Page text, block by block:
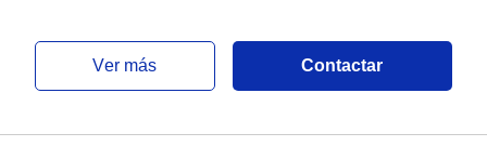
ver más Contactar